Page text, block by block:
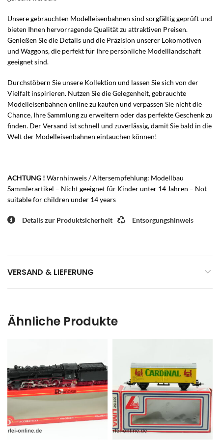
Unsere gebrauchten Modelleisenbahnen sind sorgfältig geprüft und
bieten Ihnen hervorragende Qualität zu attraktiven Preisen.
Genießen Sie die Details und die Präzision unserer Lokomotiven
und Waggons, die perfekt für Ihre persönliche Modelllandschaft
geeignet sind.
Durchstöbern Sie unsere Kollektion und lassen Sie sich von der
Vielfalt inspirieren. Nutzen Sie die Gelegenheit, gebrauchte
Modelleisenbahnen online zu kaufen und verpassen Sie nicht die
Chance, Ihre Sammlung zu erweitern oder das perfekte Geschenk zu
finden. Der Versand ist schnell und zuverlässig, damit Sie bald in die
Welt der Modelleisenbahnen eintauchen können!
ACHTUNG ! Warnhinweis / Altersempfehlung: Modellbau
Sammlerartikel – Nicht geeignet für Kinder unter 14 Jahren – Not
suitable for children under 14 years
Details zur Produktsicherheit Entsorgungshinweis
VERSAND & LIEFERUNG
Ähnliche Produkte